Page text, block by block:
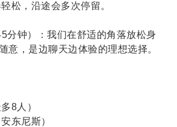
松，沿途会多次停留。
分钟）：我们在舒适的角落放松身
意，是边聊天边体验的理想选择。
8人）
东尼斯）